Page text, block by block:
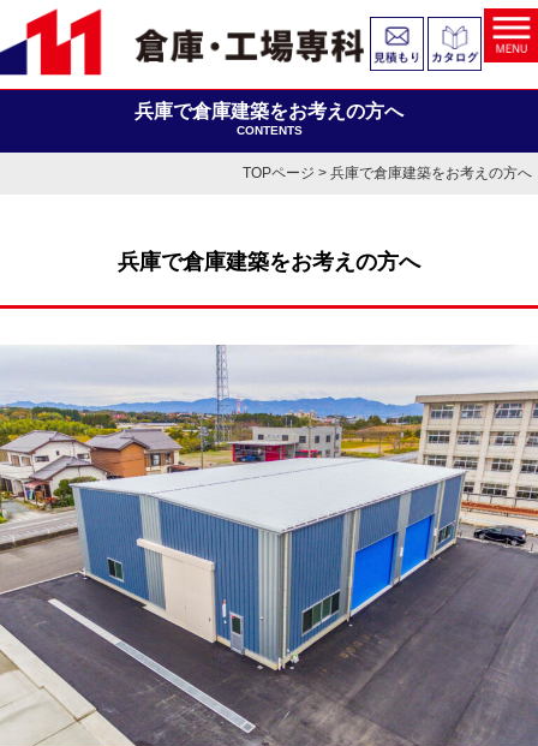
兵庫で倉庫建築をお考えの方へ
CONTENTS
TOPページ > 兵庫で倉庫建築をお考えの方へ
兵庫で倉庫建築をお考えの方へ